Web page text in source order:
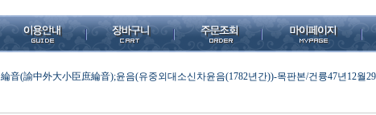
綸音(諭中外大小臣庶綸音);윤음(유중외대소신차윤음(1782년간))-목판본/건륭47년12월29